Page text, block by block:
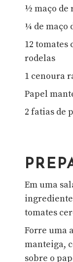
½ maço de
¼ de maço
12 tomates
rodelas
1 cenoura
Papel
2 fatias de
Em uma
tomates
Forre uma
manteiga,
sobre o